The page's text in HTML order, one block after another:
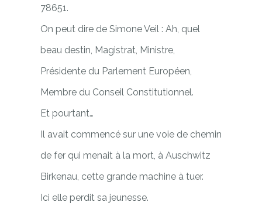
78651.
On peut dire de Simone Veil : Ah, quel
beau destin, Magistrat, Ministre,
Présidente du Parlement Européen,
Membre du Conseil Constitutionnel.
Et pourtant…
Il avait commencé sur une voie de chemin
de fer qui menait à la mort, à Auschwitz
Birkenau, cette grande machine à tuer.
Ici elle perdit sa jeunesse.